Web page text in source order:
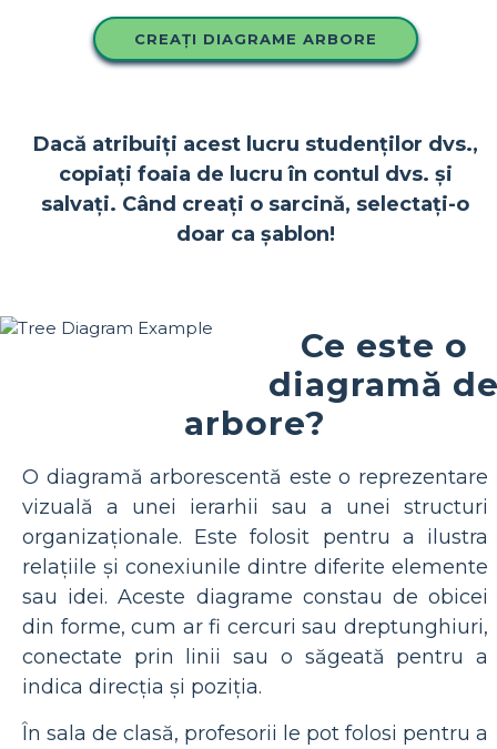
CREAȚI DIAGRAME ARBORE
Dacă atribuiți acest lucru studenților dvs.,
copiați foaia de lucru în contul dvs. și
salvați. Când creați o sarcină, selectați-o
doar ca șablon!
Ce este o
diagramă
arbore?
O diagramă arborescentă este o reprezentare
vizuală a unei ierarhii sau a unei structuri
organizaționale. Este folosit pentru a ilustra
relațiile și conexiunile dintre diferite elemente
sau idei. Aceste diagrame constau de obicei
din forme, cum ar fi cercuri sau dreptunghiuri,
conectate prin linii sau o săgeată pentru a
indica direcția și poziția.
În sala de clasă, profesorii le pot folosi pentru a